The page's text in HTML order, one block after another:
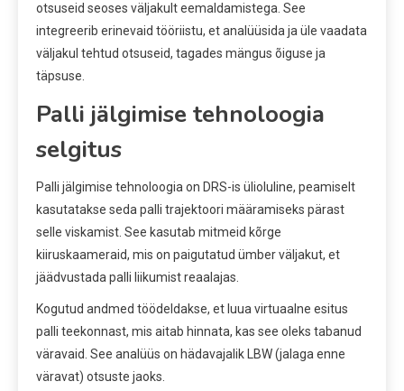
otsuseid seoses väljakult eemaldamistega. See
integreerib erinevaid tööriistu, et analüüsida ja üle vaadata
väljakul tehtud otsuseid, tagades mängus õiguse ja
täpsuse.
Palli jälgimise tehnoloogia
selgitus
Palli jälgimise tehnoloogia on DRS-is ülioluline, peamiselt
kasutatakse seda palli trajektoori määramiseks pärast
selle viskamist. See kasutab mitmeid kõrge
kiiruskaameraid, mis on paigutatud ümber väljakut, et
jäädvustada palli liikumist reaalajas.
Kogutud andmed töödeldakse, et luua virtuaalne esitus
palli teekonnast, mis aitab hinnata, kas see oleks tabanud
väravaid. See analüüs on hädavajalik LBW (jalaga enne
väravat) otsuste jaoks.